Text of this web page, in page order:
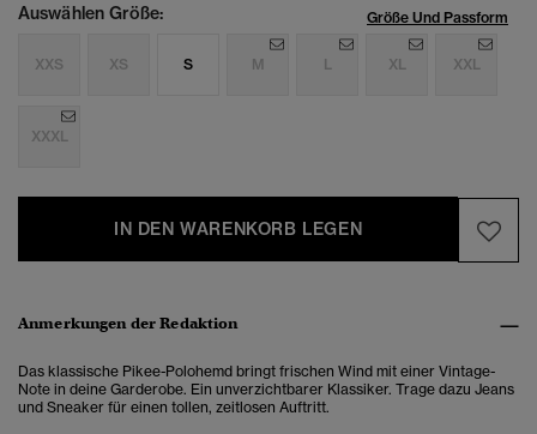
Auswählen Größe: Größe Und Passform
XXS XS S M L XL XXL
XXXL
IN DEN WARENKORB LEGEN
Anmerkungen der Redaktion
Das klassische Pikee-Polohemd bringt frischen Wind mit einer Vintage-
Note in deine Garderobe. Ein unverzichtbarer Klassiker. Trage dazu Jeans
und Sneaker für einen tollen, zeitlosen Auftritt.